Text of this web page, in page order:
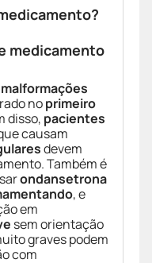
medicamento
malformações
noprimeiro
disso, pacientes
causam
devem
Também é
ondansetrona
, e
em
sem orientação
graves podem
com